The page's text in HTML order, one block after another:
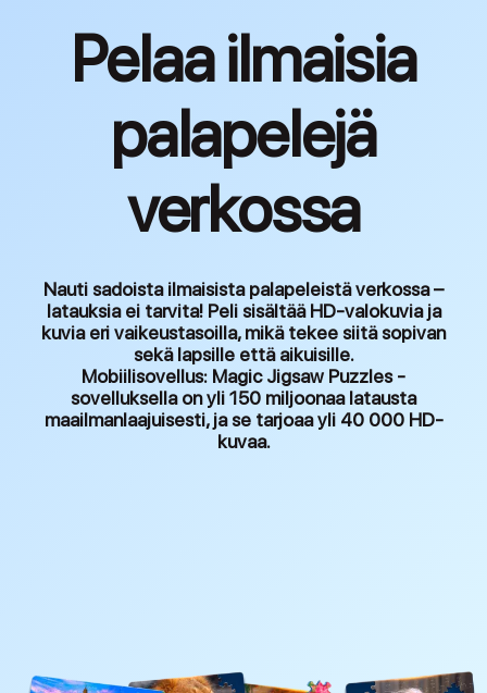
Pelaa ilmaisia
palapelejä
verkossa
Nauti sadoista ilmaisista palapeleistä verkossa –
latauksia ei tarvita! Peli sisältää HD-valokuvia ja
kuvia eri vaikeustasoilla, mikä tekee siitä sopivan
sekä lapsille että aikuisille.
Mobiilisovellus: Magic Jigsaw Puzzles -
sovelluksella on yli 150 miljoonaa latausta
maailmanlaajuisesti, ja se tarjoaa yli 40 000 HD-
kuvaa.